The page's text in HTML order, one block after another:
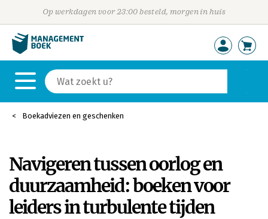
Op werkdagen voor 23:00 besteld, morgen in huis
Boekadviezen en geschenken
Navigeren tussen oorlog en
duurzaamheid: boeken voor
leiders in turbulente tijden